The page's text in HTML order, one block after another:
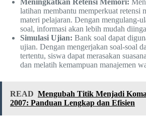
Meningkatkan Retensi Memori:
latihan membantu memperkuat retensi
materi pelajaran. Dengan mengulang-
soal, informasi akan lebih mudah
Simulasi Ujian: Bank soal dapat
ujian. Dengan mengerjakan soal-soal
tertentu, siswa dapat merasakan
dan melatih kemampuan manajemen
READ Mengubah Titik Menjadi
2007: Panduan Lengkap dan Efisien